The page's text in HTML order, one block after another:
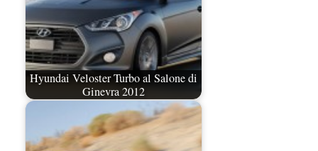
Hyundai Veloster Turbo al Salone di
Ginevra 2012